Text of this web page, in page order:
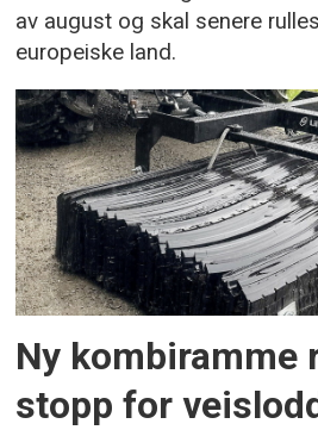
av august og skal senere
europeiske land.
Ny kombiramme
stopp for